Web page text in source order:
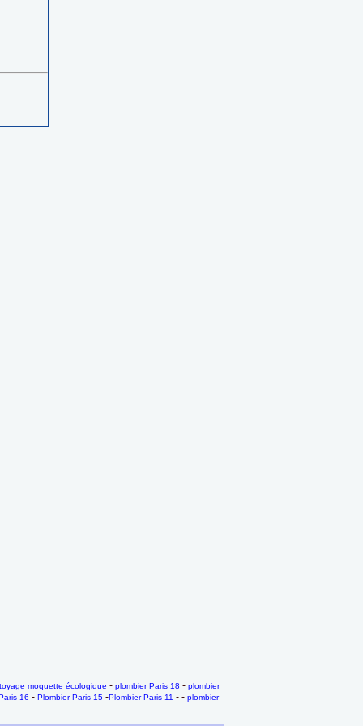
moquette écologique - plombier Paris 18 - plombier
16 - Plombier Paris 15 -Plombier Paris 11 - - plombier